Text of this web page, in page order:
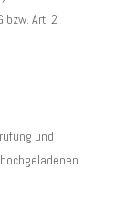
bzw. Art. 2
und